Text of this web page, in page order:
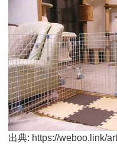
出典: https://weboo.link/